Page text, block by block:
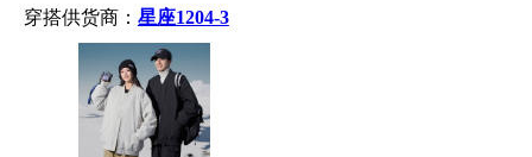
穿搭供货商： 星座1204-3